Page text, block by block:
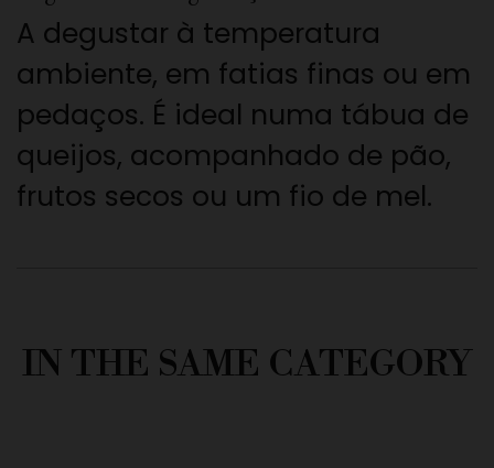
A degustar à temperatura
ambiente, em fatias finas ou em
pedaços. É ideal numa tábua de
queijos, acompanhado de pão,
frutos secos ou um fio de mel.
IN THE SAME CATEGORY